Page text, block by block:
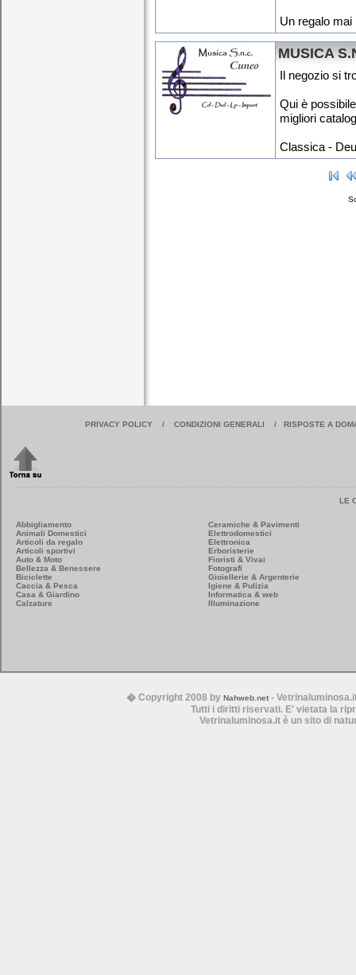
Un regalo mai
MUSICA
Il negozio si
Qui è
migliori
Classica -
PRIVACY POLICY / CONDIZIONI GENERALI / RISPOSTE A
LE
Abbigliamento
Animali Domestici
Articoli da regalo
Articoli sportivi
Auto & Moto
Bellezza & Benessere
Biciclette
Caccia & Pesca
Casa & Giardino
Calzature
Ceramiche & Pavimenti
Elettrodomestici
Elettronica
Erboristerie
Fioristi & Vivai
Fotografi
Gioiellerie & Argenterie
Igiene & Pulizia
Informatica & web
Illuminazione
� Copyright 2008 by Nahweb.net-
Tutti i diritti riservati. E' vietata la
Vetrinaluminosa.it è un sito di